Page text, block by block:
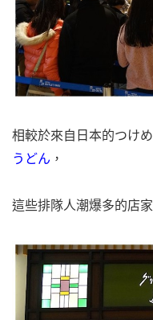
相較於來自日本的つけ
うどん ，
這些排隊人潮爆多的店家